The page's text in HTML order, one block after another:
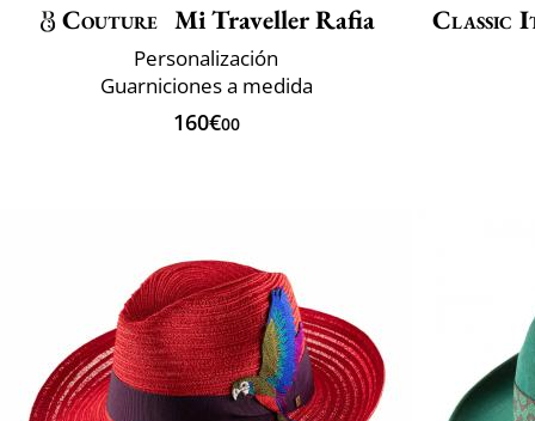
Couture Mi Traveller Rafia
Personalización
Guarniciones a medida
160€00
Classic